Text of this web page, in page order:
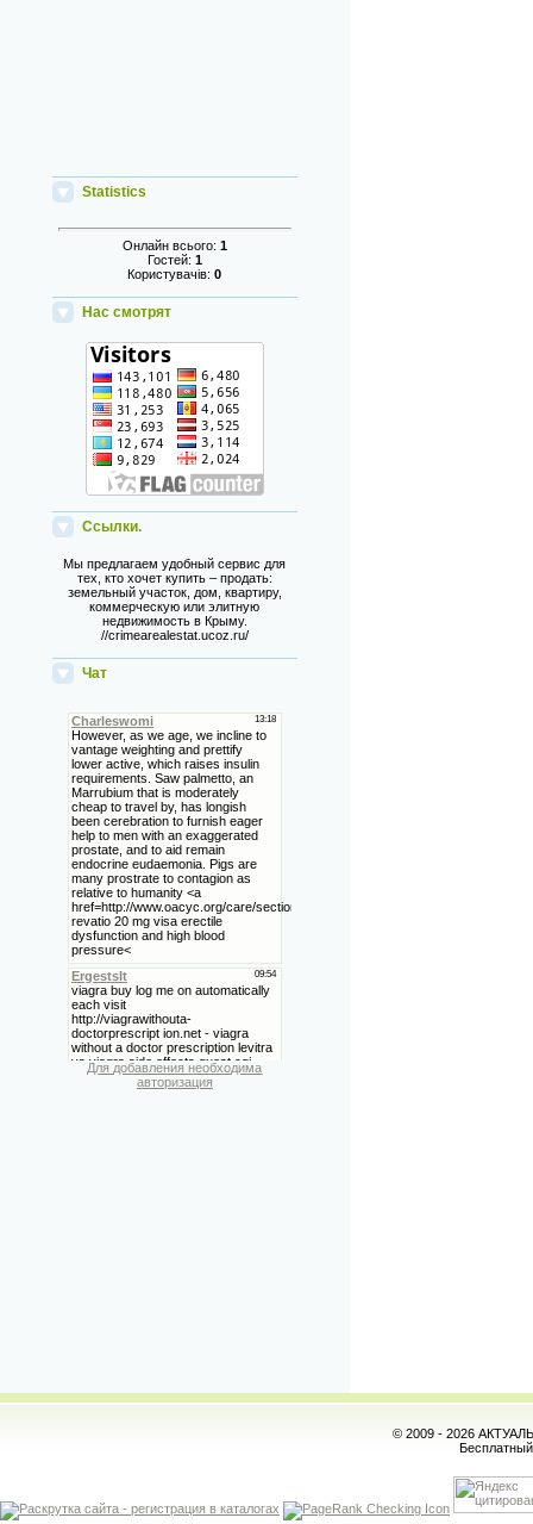
Statistics
Онлайн всього: 1
Гостей: 1
Користувачів:0
Нас смотрят
Ссылки.
Мы предлагаем удобный сервис для
тех, кто хочет купить – продать:
земельный участок, дом, квартиру,
коммерческую или элитную
недвижимость в Крыму.
//crimearealestat.ucoz.ru/
Чат
Для добавления необходима
авторизация
© 2009 - 2026